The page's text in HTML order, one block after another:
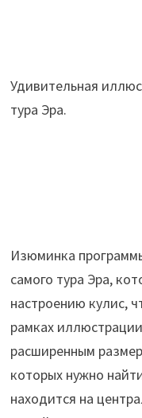
Удивительная
тура Эра.
Изюминка
самого тура Эра,
настроению кулис,
рамках
расширенным
которых нужно
находится на